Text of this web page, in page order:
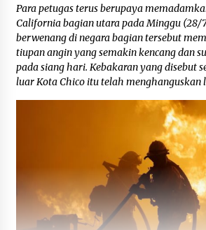
Para petugas terus berupaya
California bagian utara pada Minggu (28/
berwenang di negara bagian tersebut
tiupan angin yang semakin kencang dan
pada siang hari. Kebakaran yang disebut
luar Kota Chico itu telah menghanguskan